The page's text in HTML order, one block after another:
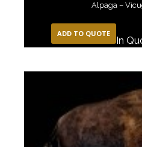
Alpaga –
ADD TO QUOTE
In